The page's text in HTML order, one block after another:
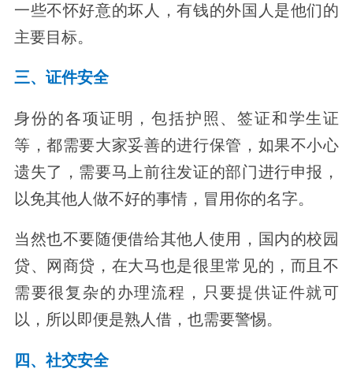
一些不怀好意的坏人，有钱的外国人是他们的
主要目标。
三、证件安全
身份的各项证明，包括护照、签证和学生证
等，都需要大家妥善的进行保管，如果不小心
遗失了，需要马上前往发证的部门进行申报，
以免其他人做不好的事情，冒用你的名字。
当然也不要随便借给其他人使用，国内的校园
贷、网商贷，在大马也是很里常见的，而且不
需要很复杂的办理流程，只要提供证件就可
以，所以即便是熟人借，也需要警惕。
四、社交安全